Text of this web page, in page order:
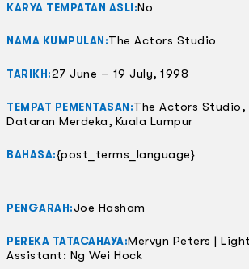
KARYA TEMPATAN ASLI:No
NAMA KUMPULAN:The Actors Studio
TARIKH:27 June – 19 July, 1998
TEMPAT PEMENTASAN:The Actors Studio,
Dataran Merdeka, Kuala Lumpur
BAHASA:{post_terms_language}
PENGARAH:Joe Hasham
PEREKA TATACAHAYA:Mervyn Peters |
Assistant: Ng Wei Hock